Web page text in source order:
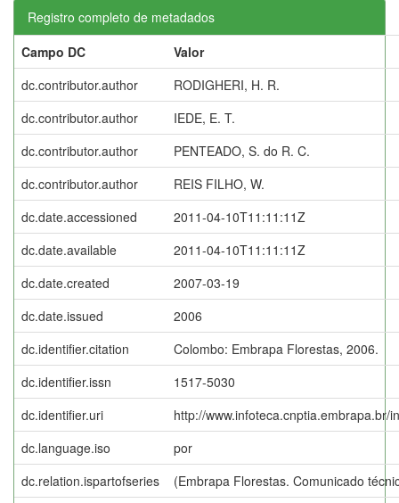
Registro completo de metadados
Campo DC
Valor
dc.contributor.author
RODIGHERI, H. R.
dc.contributor.author
IEDE, E. T.
dc.contributor.author
PENTEADO, S. do R. C.
dc.contributor.author
REIS FILHO, W.
dc.date.accessioned
2011-04-10T11:11:11Z
dc.date.available
2011-04-10T11:11:11Z
dc.date.created
2007-03-19
dc.date.issued
2006
dc.identifier.citation
Colombo: Embrapa Florestas, 2006.
dc.identifier.issn
1517-5030
dc.identifier.uri
http://www.infoteca.cnptia.embrapa.br/
dc.language.iso
por
dc.relation.ispartofseries
(Embrapa Florestas. Comunicado